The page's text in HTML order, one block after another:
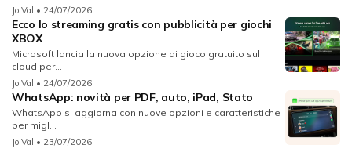
Jo Val • 24/07/2026
Ecco lo streaming gratis con pubblicità per giochi
XBOX
Microsoft lancia la nuova opzione di gioco gratuito sul
cloud per...
Jo Val • 24/07/2026
WhatsApp: novità per PDF, auto, iPad, Stato
WhatsApp si aggiorna con nuove opzioni e caratteristiche
per migl...
Jo Val • 23/07/2026